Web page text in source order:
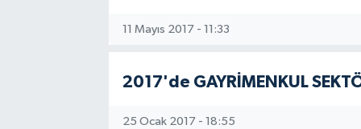
11 Mayıs 2017 - 11:33
2017'de GAYRİMENKUL
25 Ocak 2017 - 18:55